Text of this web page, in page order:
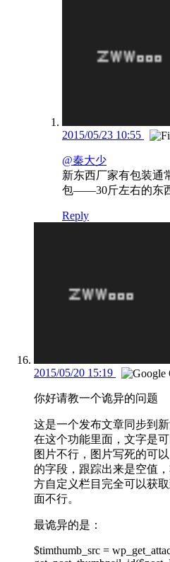
2015/05/23 10:55
@秦大少
新东西厂家有包装通
包——30斤左右的东
Reply
2015/05/20 15:19
你好请教一个诡异的问题
这是一个发布文章同步到新
在这个功能里面，文字是
图片不行，图片写死的可
的字段，跟踪出来是空值
方自定义栏目完全可以获
面不行。
最诡异的是：
$timthumb_src =